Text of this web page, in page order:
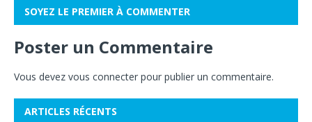
SOYEZ LE PREMIER À COMMENTER
Poster un Commentaire
Vous devez vous connecter pour publier un commentaire.
ARTICLES RÉCENTS